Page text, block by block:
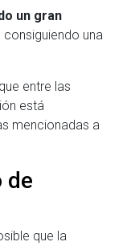
un gran
, consiguiendo una
entre las
está
mencionadas a
de
que la